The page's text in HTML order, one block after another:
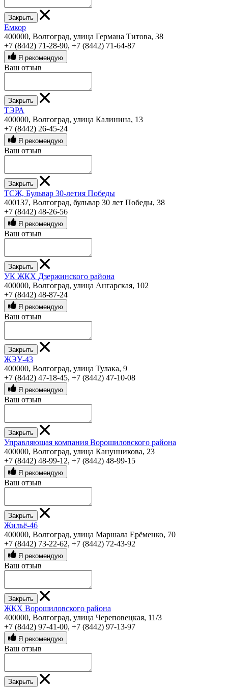
Закрыть
Емкор
400000, Волгоград, улица Германа Титова, 38
+7 (8442) 71-28-90, +7 (8442) 71-64-87
Я рекомендую
Ваш отзыв
Закрыть
ТЭРА
400000, Волгоград, улица Калинина, 13
+7 (8442) 26-45-24
Я рекомендую
Ваш отзыв
Закрыть
ТСЖ, Бульвар 30-летия Победы
400137, Волгоград, бульвар 30 лет Победы, 38
+7 (8442) 48-26-56
Я рекомендую
Ваш отзыв
Закрыть
УК ЖКХ Дзержинского района
400000, Волгоград, улица Ангарская, 102
+7 (8442) 48-87-24
Я рекомендую
Ваш отзыв
Закрыть
ЖЭУ-43
400000, Волгоград, улица Тулака, 9
+7 (8442) 47-18-45, +7 (8442) 47-10-08
Я рекомендую
Ваш отзыв
Закрыть
Управляющая компания Ворошиловского района
400000, Волгоград, улица Канунникова, 23
+7 (8442) 48-99-12, +7 (8442) 48-99-15
Я рекомендую
Ваш отзыв
Закрыть
Жильё-46
400000, Волгоград, улица Маршала Ерёменко, 70
+7 (8442) 73-22-62, +7 (8442) 72-43-92
Я рекомендую
Ваш отзыв
Закрыть
ЖКХ Ворошиловского района
400000, Волгоград, улица Череповецкая, 11/3
+7 (8442) 97-41-00, +7 (8442) 97-13-97
Я рекомендую
Ваш отзыв
Закрыть